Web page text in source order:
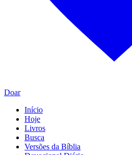
Doar
Início
Hoje
Livros
Busca
Versões da Bíblia